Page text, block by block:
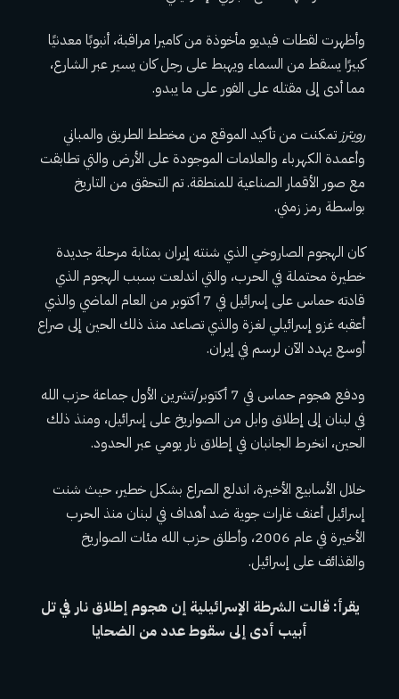
وأظهرت لقطات فيديو مأخوذة من كاميرا مراقبة، أنبوبًا معدنيًا
كبيرًا يسقط من السماء ويهبط على رجل كان يسير عبر الشارع،
مما أدى إلى مقتله على الفور على ما يبدو.
رويترز تمكنت من تأكيد الموقع من مخطط الطريق والمباني
وأعمدة الكهرباء والعلامات الموجودة على الأرض والتي تطابقت
مع صور الأقمار الصناعية للمنطقة. تم التحقق من التاريخ
بواسطة رمز زمني.
كان الهجوم الصاروخي الذي شنته إيران بمثابة مرحلة جديدة
خطيرة محتملة في الحرب، والتي اندلعت بسبب الهجوم الذي
قادته حماس على إسرائيل في 7 أكتوبر من العام الماضي والذي
أعقبه غزو إسرائيلي لغزة والذي تصاعد منذ ذلك الحين إلى صراع
أوسع يهدد الآن لرسم في إيران.
ودفع هجوم حماس في 7 أكتوبر/تشرين الأول جماعة حزب الله
في لبنان إلى إطلاق وابل من الصواريخ على إسرائيل، ومنذ ذلك
الحين، انخرط الجانبان في إطلاق نار يومي عبر الحدود.
خلال الأسابيع الأخيرة، اندلع الصراع بشكل خطير، حيث شنت
إسرائيل أعنف غارات جوية ضد أهداف في لبنان منذ الحرب
الأخيرة في عام 2006، وأطلق حزب الله مئات الصواريخ
والقذائف على إسرائيل.
يقرأ:قالت الشرطة الإسرائيلية إن هجوم إطلاق نار في تل
أبيب أدى إلى سقوط عدد من الضحايا